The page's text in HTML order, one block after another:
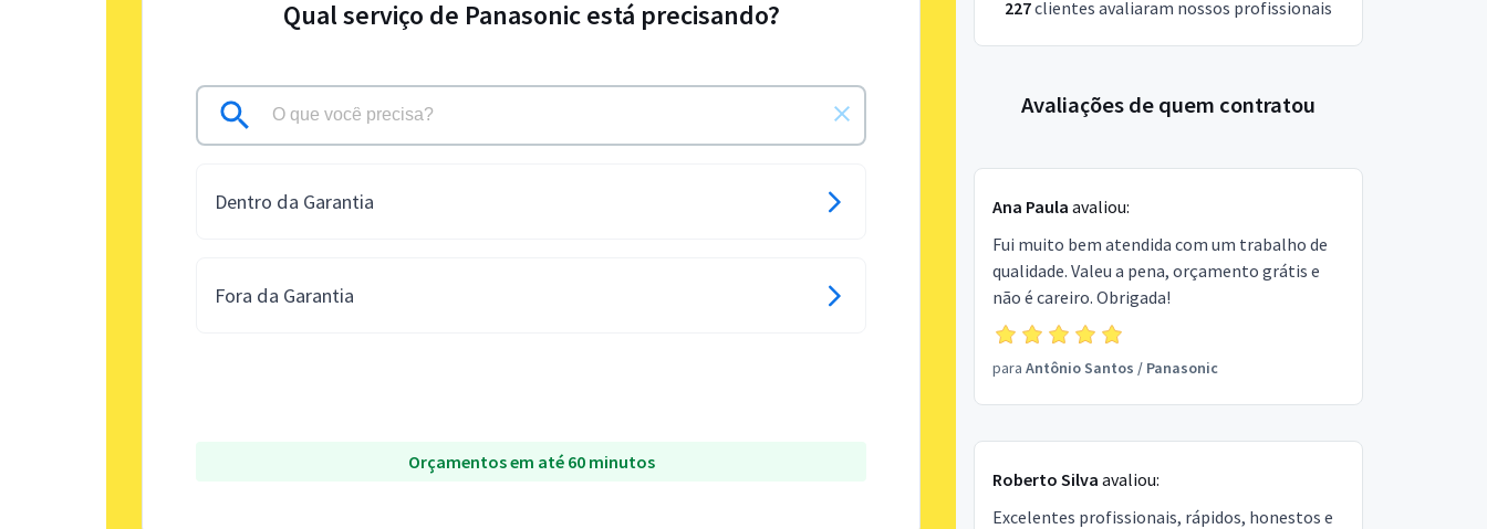
Qual serviço de Panasonic está precisando?
Dentro da Garantia
Fora da Garantia
Orçamentos em até 60 minutos
227clientes avaliaram nossos profissionais
Avaliações de quem contratou
Ana Paula avaliou:
Fui muito bem atendida com um trabalho de
qualidade. Valeu a pena, orçamento grátis e
não é careiro. Obrigada!
para Antônio Santos / Panasonic
Roberto Silva avaliou:
Excelentes profissionais, rápidos, honestos e